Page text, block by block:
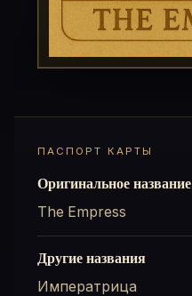
ПАСПОРТ КАРТЫ
Оригинальное название
The Empress
Другие названия
Императрица